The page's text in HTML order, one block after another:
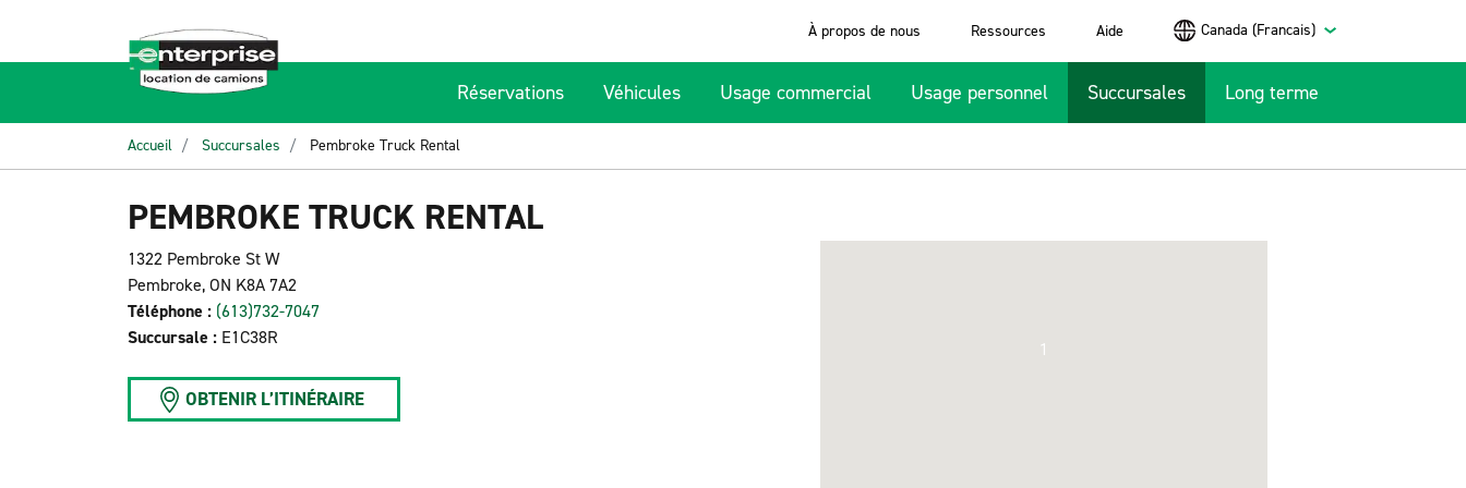
À propos de nous Ressources Aide Canada (Francais)
Réservations Véhicules Usage commercial Usage personnel Succursales Long terme
Accueil Succursales Pembroke Truck Rental
PEMBROKE TRUCK RENTAL
1322 Pembroke St W
Pembroke, ON K8A 7A2
Téléphone : (613)732-7047
Succursale : E1C38R
OBTENIR L’ITINÉRAIRE
1